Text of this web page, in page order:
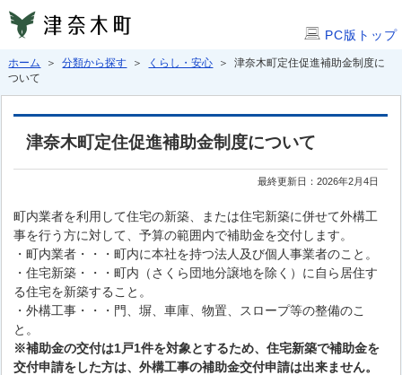
PC版トップ
ホーム ＞分類から探す ＞ くらし・安心 ＞ 津奈木町定住促進補助金制度に
ついて
津奈木町定住促進補助金制度について
最終更新日：2026年2月4日
町内業者を利用して住宅の新築、または住宅新築に併せて外構工
事を行う方に対して、予算の範囲内で補助金を交付します。
・町内業者・・・町内に本社を持つ法人及び個人事業者のこと。
・住宅新築・・・町内（さくら団地分譲地を除く）に自ら居住す
る住宅を新築すること。
・外構工事・・・門、塀、車庫、物置、スロープ等の整備のこ
と。
※補助金の交付は1戸1件を対象とするため、住宅新築で補助金を
交付申請をした方は、外構工事の補助金交付申請は出来ません。